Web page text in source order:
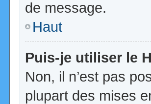
de message.
Haut
Puis-je utiliser le
Non, il n’est pas
plupart des mises